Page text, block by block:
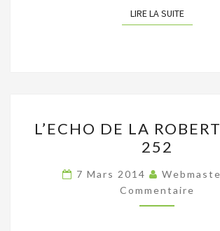
LIRE LA SUITELIRE LA
DE
LA
N°
252
L’ECHO DE LA
252
7 Mars 2014
Commentaire